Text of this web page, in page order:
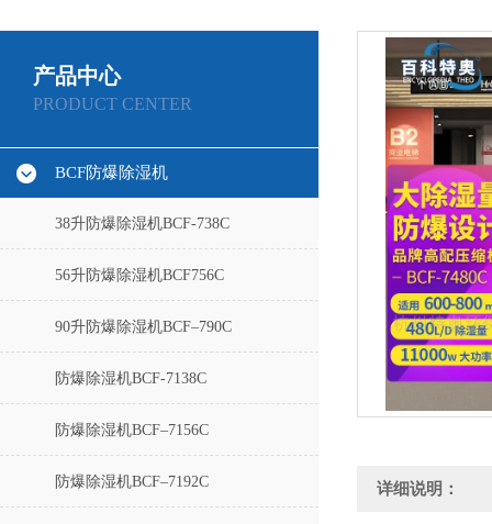
产品中心
PRODUCT CENTER
BCF防爆除湿机
38升防爆除湿机BCF-738C
56升防爆除湿机BCF756C
90升防爆除湿机BCF–790C
防爆除湿机BCF-7138C
防爆除湿机BCF–7156C
防爆除湿机BCF–7192C 详细说明：